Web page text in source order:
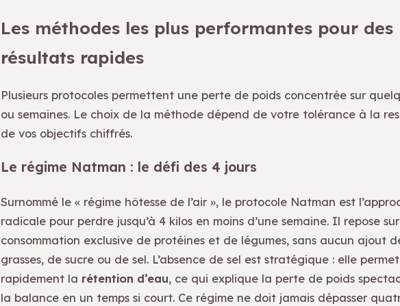
Les méthodes les plus performantes pour des
résultats rapides
Plusieurs protocoles permettent une perte de poids concentrée sur
ou semaines. Le choix de la méthode dépend de votre tolérance à la
de vos objectifs chiffrés.
Le régime Natman : le défi des 4 jours
Surnommé le « régime hôtesse de l’air », le protocole Natman est
radicale pour perdre jusqu’à 4 kilos en moins d’une semaine. Il repose
consommation exclusive de protéines et de légumes, sans aucun ajout
grasses, de sucre ou de sel. L’absence de sel est stratégique : elle
rapidement la rétention d’eau, ce qui explique la perte de poids
la balance en un temps si court. Ce régime ne doit jamais dépasser